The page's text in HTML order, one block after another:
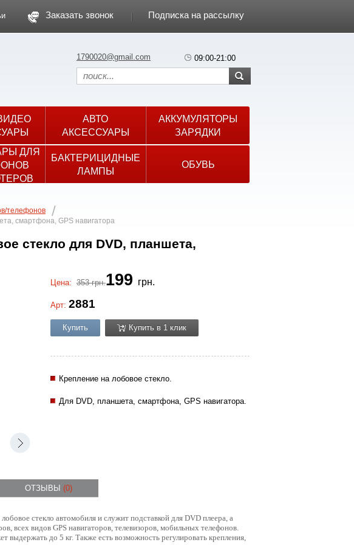
Заказать звонок Подписка на рассылку
1790020@gmail.com 09:00-21:00
АВТО
АКСЕССУАРЫ
АККУМУЛЯТОРЫ
ЗАРЯДКИ
ДЛЯ
БАКТЕРИЦИДНЫЕ
ЛАМПЫ
ОБУВЬ
телефонов
смартфона, GPS навигатора
стекло для DVD, планшета,
Цена: 353 грн.199 грн.
Арт: 2881
Купить Купить в 1 клик
Крепление на лобовое стекло.
Для DVD, планшета, смартфона, GPS навигатора.
ОТЗЫВЫ (0)
стекло автомобиля и служит подставкой для DVD плеера, а
всех видов GPS навигаторов, телевизоров, мобильных телефонов.
выдержать до 5 кг. Также есть возможность регулировать крепления,